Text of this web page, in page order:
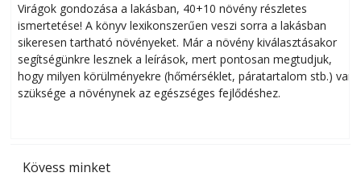
Virágok gondozása a lakásban, 40+10 növény részletes
ismertetése! A könyv lexikonszerűen veszi sorra a lakásban
sikeresen tart­ha­tó növényeket. Már a növény kiválasztásakor
segítségünkre lesznek a leírások, mert pontosan megtudjuk,
hogy milyen körülményekre (hőmérséklet, páratartalom stb.) van
szüksége a növénynek az egészséges fejlődéshez.
Kövess minket